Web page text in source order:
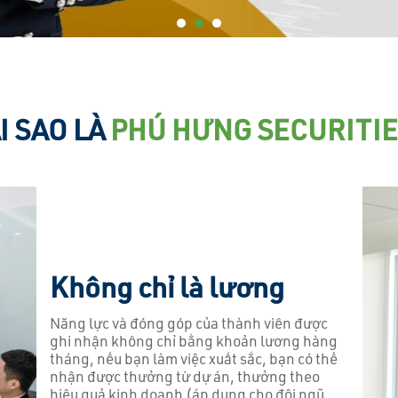
SAO LÀPHÚ HƯNG
Không chỉ là lương
Năng lực và đóng góp của thành viên được
ghi nhận không chỉ bằng khoản lương hàng
tháng, nếu bạn làm việc xuất sắc, bạn có thể
nhận được thưởng từ dự án, thưởng theo